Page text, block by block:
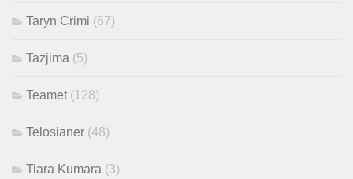
Taryn Crimi (67)
Tazjima (5)
Teamet(128)
Telosianer (48)
Tiara Kumara (3)